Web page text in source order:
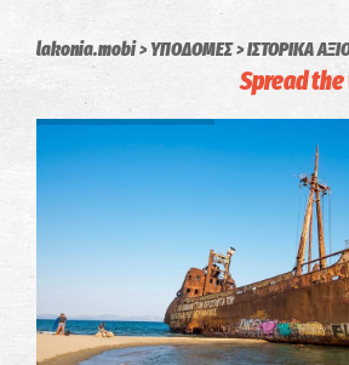
lakonia.mobi ΥΠΟΔΟΜΕΣ ΙΣΤΟΡΙΚΑ
Spread